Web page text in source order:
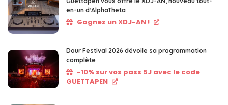
en-un d’AlphaTheta
Gagnez un XDJ-AN !
Dour Festival 2026 dévoile sa programmation
complète
-10% sur vos pass 5J avec le code
GUETTAPEN